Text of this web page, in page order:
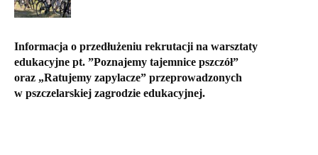
Informacja o przedłużeniu rekrutacji na warsztaty
edukacyjne pt. ”Poznajemy tajemnice pszczół”
oraz „Ratujemy zapylacze” przeprowadzonych
w pszczelarskiej zagrodzie edukacyjnej.